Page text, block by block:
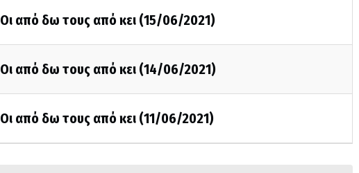
Οι από δω τους από κει (15/06/2021)
Οι από δω τους από κει (14/06/2021)
Οι από δω τους από κει (11/06/2021)